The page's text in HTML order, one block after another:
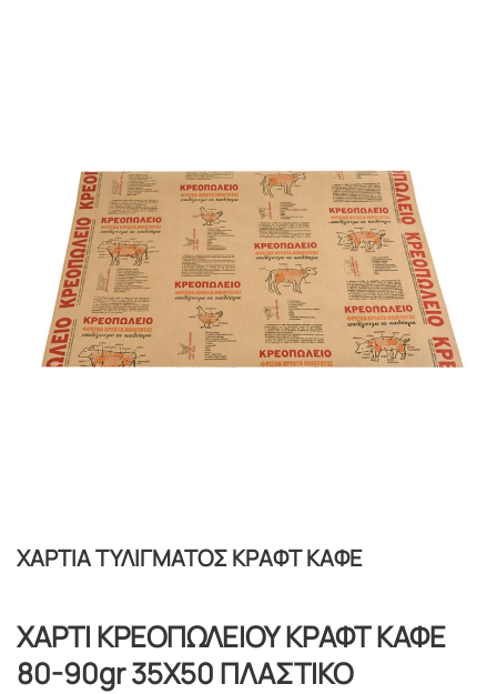
ΧΑΡΤΙΑ ΤΥΛΙΓΜΑΤΟΣ ΚΡΑΦΤ ΚΑΦΕ
ΧΑΡΤΙ ΚΡΕΟΠΩΛΕΙΟΥ ΚΡΑΦΤ ΚΑΦΕ
80-90gr 35Χ50 ΠΛΑΣΤΙΚΟ